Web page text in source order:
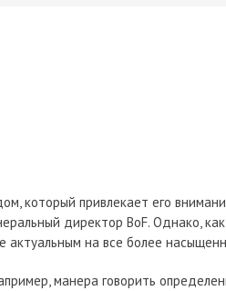
который привлекает его
директор BoF. Однако,
актуальным на все более
манера говорить